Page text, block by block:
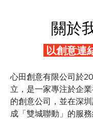
關於
以創意連
心田創意有限公司於
立，是一家專注於企
的創意公司，並在深
成「雙城聯動」的服